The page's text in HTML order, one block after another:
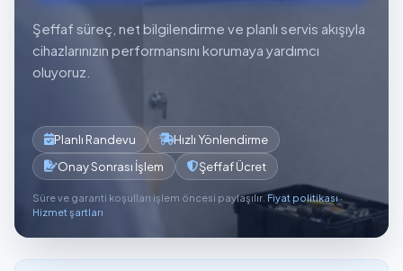
Şeffaf süreç, net bilgilendirme ve planlı servis akışıyla
cihazlarınızın performansını korumaya yardımcı
oluyoruz.
Planlı Randevu
Hızlı Yönlendirme
Onay Sonrası İşlem
Şeffaf Ücret
Süre ve garanti koşulları işlem öncesi paylaşılır. Fiyat politikası·
Hizmet şartları